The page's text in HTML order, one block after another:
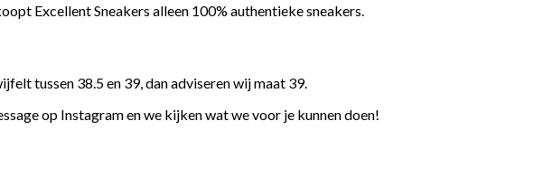
Excellent Sneakers alleen 100% authentieke sneakers.
tussen 38.5 en 39, dan adviseren wij maat 39.
op Instagram en we kijken wat we voor je kunnen doen!